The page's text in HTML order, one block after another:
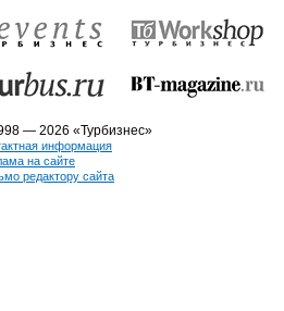
— 2026 «Турбизнес»
информация
на сайте
редактору сайта